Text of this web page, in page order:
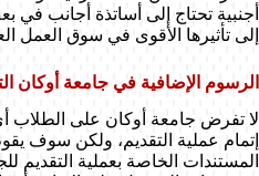
أجنبية تحتاج إلى أساتذة أجانب
إلى تأثيرها الأقوى في سوق العمل
الرسوم الإضافية في جامعة أوكان
لا تفرض جامعة أوكان على الطلاب
إتمام عملية التقديم، ولكن سوف
المستندات الخاصة بعملية التقديم